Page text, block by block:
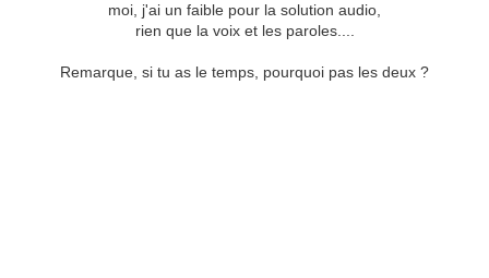
moi, j'ai un faible pour la solution audio,
rien que la voix et les paroles....
Remarque, si tu as le temps, pourquoi pas les deux ?